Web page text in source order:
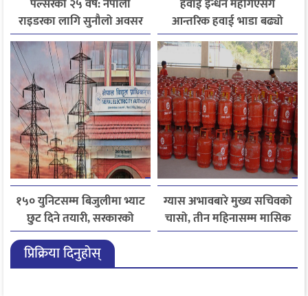
पल्सरको २५ वर्ष: नेपाली
राइडरका लागि सुनौलो अवसर
कथा सुनाउनुहोस्, पल्सर
जित्नुहोस्
हवाई इन्धन महँगिएसँगै
आन्तरिक हवाई भाडा बढ्यो
१५० युनिटसम्म बिजुलीमा भ्याट
छुट दिने तयारी, सरकारको
गृहकार्य तीव्र
ग्यास अभावबारे मुख्य सचिवको
चासो, तीन महिनासम्म मासिक
५० हजार मेट्रिक टनभन्दा बढी
प्रिक्रिया दिनुहोस्